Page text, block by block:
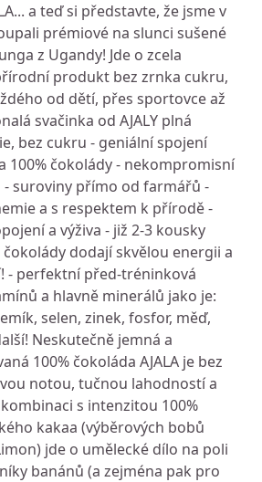
a teď si představte, že jsme v
prémiové na slunci sušené
z Ugandy! Jde o zcela
produkt bez zrnka cukru,
od dětí, přes sportovce až
svačinka od AJALY plná
bez cukru - geniální spojení
100% čokolády - nekompromisní
- suroviny přímo od farmářů -
a s respektem k přírodě -
a výživa - již 2-3 kousky
dodají skvělou energii a
- perfektní před-tréninková
a hlavně minerálů jako je:
selen, zinek, fosfor, měď,
Neskutečně jemná a
100% čokoláda AJALA je bez
notou, tučnou lahodností a
s intenzitou 100%
kakaa (výběrových bobů
jde o umělecké dílo na poli
banánů (a zejména pak pro